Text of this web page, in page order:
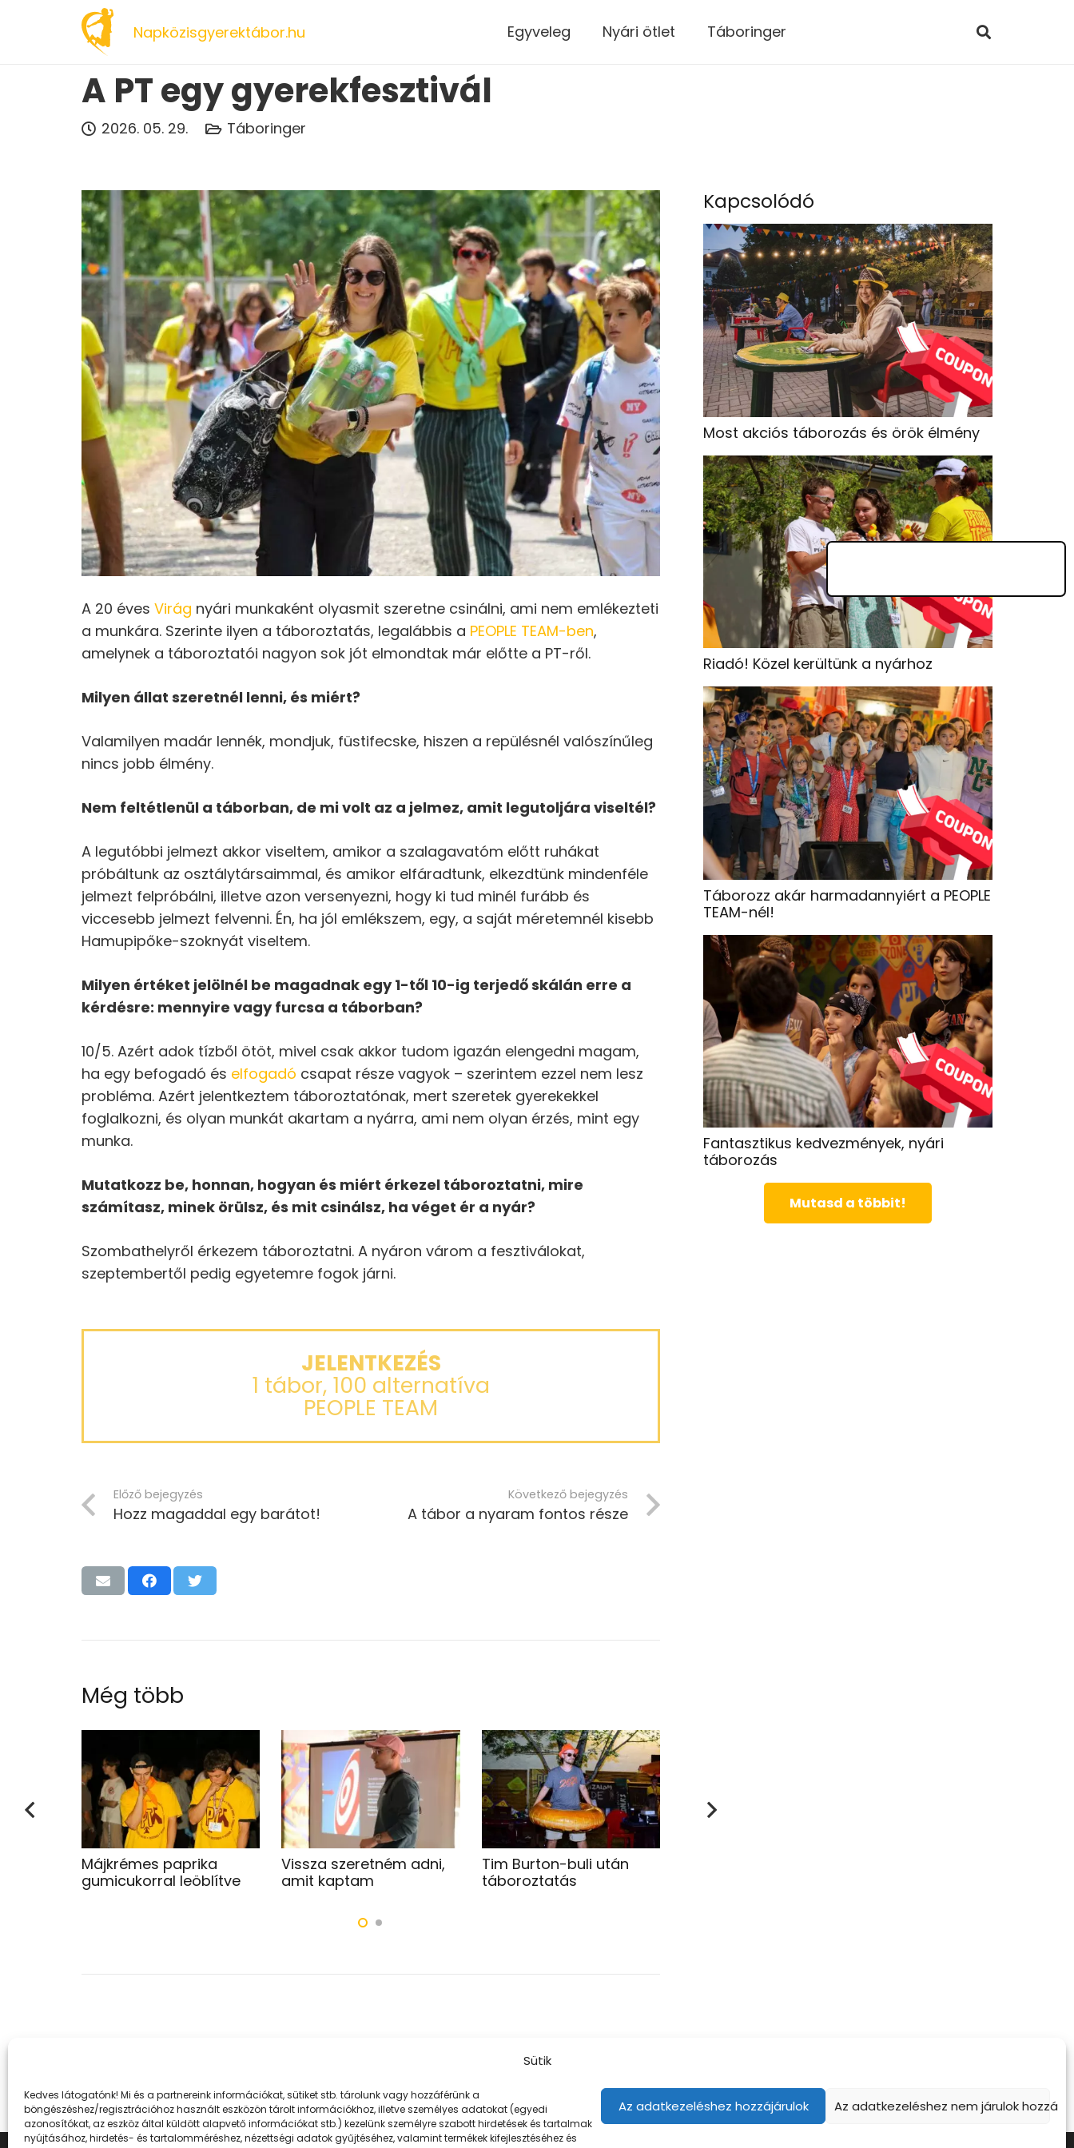
Sütik
Kedves látogatónk! Mi és a partnereink információkat, sütiket stb. tárolunk vagy hozzáférünk a
böngészéshez/regisztrációhoz használt eszközön tárolt információkhoz, illetve személyes adatokat (egyedi
azonosítókat, az eszköz által küldött alapvető információkat stb.) kezelünk személyre szabott hirdetések és tartalmak
nyújtásához, hirdetés- és tartalomméréshez, nézettségi adatok gyűjtéséhez, valamint termékek kifejlesztéséhez és
Az adatkezeléshez hozzájárulok Az adatkezeléshez nem járulok hozzá
Napközisgyerektábor.hu Egyveleg Nyári ötlet Táboringer
A PT egy gyerekfesztivál
2026. 05. 29. Táboringer
A 20 éves Virág nyári munkaként olyasmit szeretne csinálni, ami nem emlékezteti
a munkára. Szerinte ilyen a táboroztatás, legalábbis a PEOPLE TEAM-ben,
amelynek a táboroztatói nagyon sok jót elmondtak már előtte a PT-ről.
Milyen állat szeretnél lenni, és miért?
Valamilyen madár lennék, mondjuk, füstifecske, hiszen a repülésnél valószínűleg
nincs jobb élmény.
Nem feltétlenül a táborban, de mi volt az a jelmez, amit legutoljára viseltél?
A legutóbbi jelmezt akkor viseltem, amikor a szalagavatóm előtt ruhákat
próbáltunk az osztálytársaimmal, és amikor elfáradtunk, elkezdtünk mindenféle
jelmezt felpróbálni, illetve azon versenyezni, hogy ki tud minél furább és
viccesebb jelmezt felvenni. Én, ha jól emlékszem, egy, a saját méretemnél kisebb
Hamupipőke-szoknyát viseltem.
Milyen értéket jelölnél be magadnak egy 1-től 10-ig terjedő skálán erre a
kérdésre: mennyire vagy furcsa a táborban?
10/5. Azért adok tízből ötöt, mivel csak akkor tudom igazán elengedni magam,
ha egy befogadó és elfogadó csapat része vagyok – szerintem ezzel nem lesz
probléma. Azért jelentkeztem táboroztatónak, mert szeretek gyerekekkel
foglalkozni, és olyan munkát akartam a nyárra, ami nem olyan érzés, mint egy
munka.
Mutatkozz be, honnan, hogyan és miért érkezel táboroztatni, mire
számítasz, minek örülsz, és mit csinálsz, ha véget ér a nyár?
Szombathelyről érkezem táboroztatni. A nyáron várom a fesztiválokat,
szeptembertől pedig egyetemre fogok járni.
JELENTKEZÉS
1 tábor, 100 alternatíva
PEOPLE TEAM
Előző bejegyzés
Hozz magaddal egy barátot!
Következő bejegyzés
A tábor a nyaram fontos része
Kapcsolódó
Most akciós táborozás és örök élmény
Riadó! Közel kerültünk a nyárhoz
Táborozz akár harmadannyiért a PEOPLE
TEAM-nél!
Fantasztikus kedvezmények, nyári
táborozás
Mutasd a többit!
Még több
Májkrémes paprika
gumicukorral leöblítve
Vissza szeretném adni,
amit kaptam
Tim Burton-buli után
táboroztatás